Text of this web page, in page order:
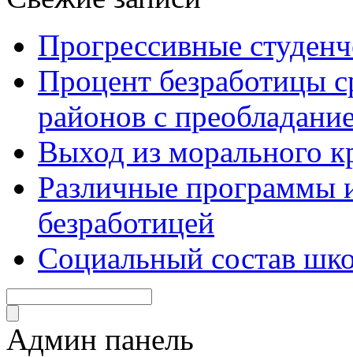
Прогрессивные
Процент безработицы
районов с
Выход из морального
Различные программы
безработицей
Социальный состав
Админ панель